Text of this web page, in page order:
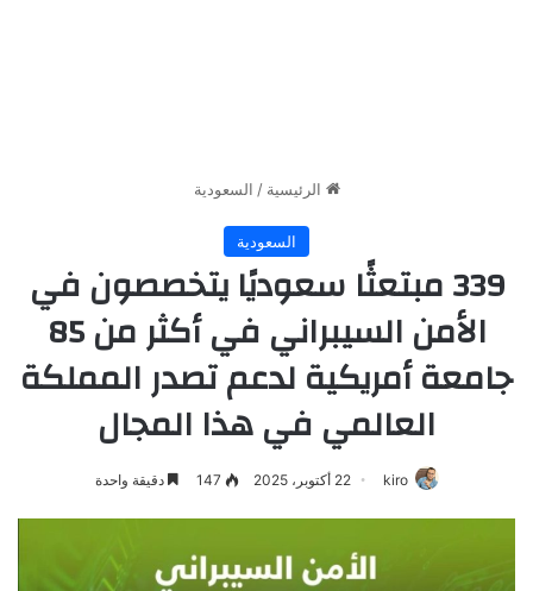
الرئيسية / السعودية
السعودية
339 مبتعثًا سعوديًا يتخصصون في
الأمن السيبراني في أكثر من 85
جامعة أمريكية لدعم تصدر المملكة
العالمي في هذا المجال
kiro 22 أكتوبر، 2025 147 دقيقة واحدة